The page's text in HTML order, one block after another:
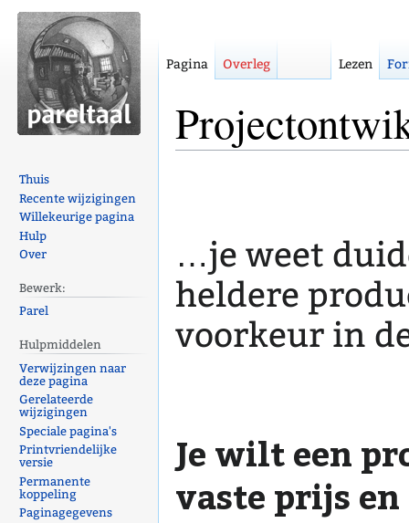
…je weet
heldere
voorkeur in
Je wilt een
vaste prijs
Pagina Overleg Lezen
Thuis
Recente wijzigingen
Willekeurige pagina
Hulp
Over
Bewerk:
Parel
Hulpmiddelen
Verwijzingen naar
deze pagina
Gerelateerde
wijzigingen
Speciale pagina's
Printvriendelijke
versie
Permanente
koppeling
Paginagegevens